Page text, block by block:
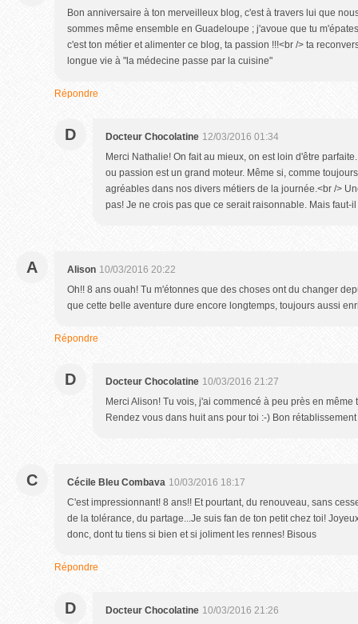
Bon anniversaire à ton merveilleux blog, c'est à travers lui que
sommes même ensemble en Guadeloupe ; j'avoue que tu
c'est ton métier et alimenter ce blog, ta passion !!!<br /> ta
longue vie à "la médecine passe par la cuisine"
Répondre
D Docteur Chocolatine 12/03/2016 01:34
Merci Nathalie! On fait au mieux, on est loin d'être
ou passion est un grand moteur. Même si, comme
agréables dans nos divers métiers de la journée.<br />
pas! Je ne crois pas que ce serait raisonnable. Mais faut-
A Alison 10/03/2016 20:22
Oh!! 8 ans ouah! Tu m'étonnes que des choses ont du changer
que cette belle aventure dure encore longtemps, toujours aussi
Répondre
D Docteur Chocolatine 10/03/2016 21:27
Merci Alison! Tu vois, j'ai commencé à peu près en
Rendez vous dans huit ans pour toi :-) Bon rétablissement
C Cécile Bleu Combava 10/03/2016 18:17
C'est impressionnant! 8 ans!! Et pourtant, du renouveau, sans
de la tolérance, du partage...Je suis fan de ton petit chez toi!
donc, dont tu tiens si bien et si joliment les rennes! Bisous
Répondre
D Docteur Chocolatine 10/03/2016 21:26